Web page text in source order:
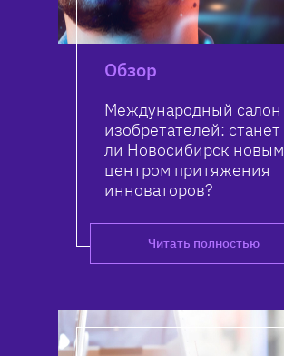
Обзор
Международный салон
изобретателей: станет
ли Новосибирск новым
центром притяжения
инноваторов?
Читать полностью